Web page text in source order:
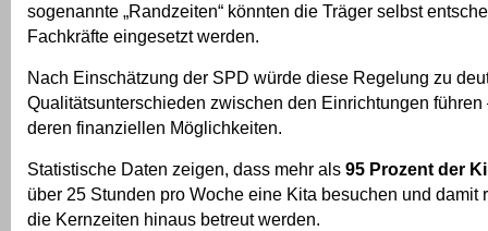
sogenannte „Randzeiten“ könnten die Träger selbst
Fachkräfte eingesetzt werden.
Nach Einschätzung der SPD würde diese Regelung zu
Qualitätsunterschieden zwischen den Einrichtungen
deren finanziellen Möglichkeiten.
Statistische Daten zeigen, dass mehr als 95 Prozent der
über 25 Stunden pro Woche eine Kita besuchen und damit
die Kernzeiten hinaus betreut werden.